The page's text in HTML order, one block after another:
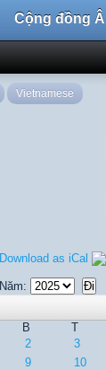
Năm:
B T
2 3
9 10
Vietnamese